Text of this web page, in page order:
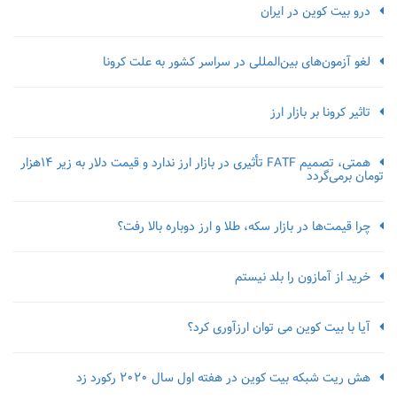
درو بیت کوین در ایران
لغو آزمون‌‌های بین‌المللی در سراسر کشور به علت کرونا
تاثیر کرونا بر بازار ارز
همتی، تصمیم FATF تأثیری در بازار ارز ندارد و قیمت دلار به زیر ۱۴هزار
تومان برمی‌گردد
چرا قیمت‌ها در بازار سکه، طلا و ارز دوباره بالا رفت؟
خرید از آمازون را بلد نیستم
آیا با بیت کوین می توان ارزآوری کرد؟
هش ریت شبکه بیت کوین در هفته اول سال 2020 رکورد زد